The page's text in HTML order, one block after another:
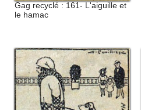
Gag recyclé : 161- L'aiguille et
le hamac